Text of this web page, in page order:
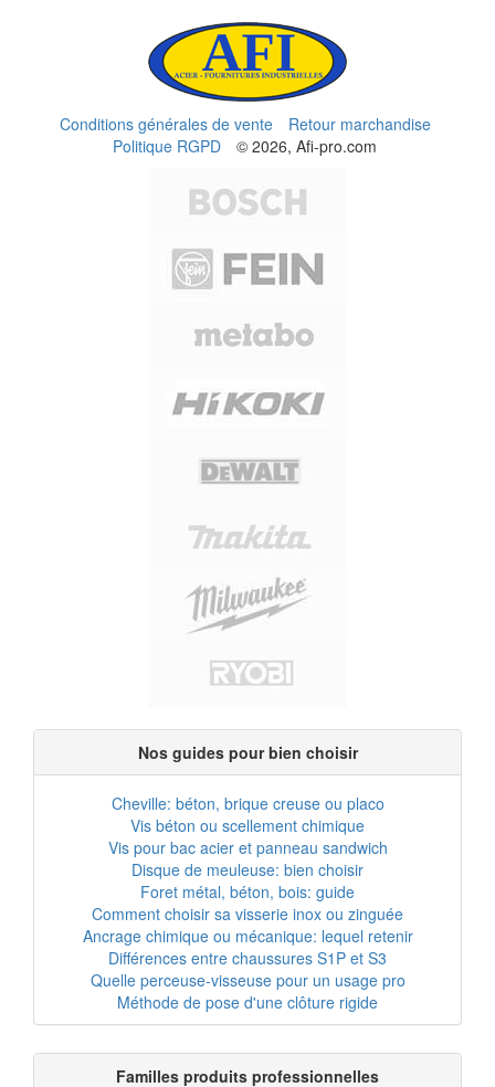
Conditions générales de vente
Retour marchandise
Politique RGPD
© 2026, Afi-pro.com
Nos guides pour bien choisir
Cheville: béton, brique creuse ou placo
Vis béton ou scellement chimique
Vis pour bac acier et panneau sandwich
Disque de meuleuse: bien choisir
Foret métal, béton, bois: guide
Comment choisir sa visserie inox ou zinguée
Ancrage chimique ou mécanique: lequel retenir
Différences entre chaussures S1P et S3
Quelle perceuse-visseuse pour un usage pro
Méthode de pose d'une clôture rigide
Familles produits professionnelles